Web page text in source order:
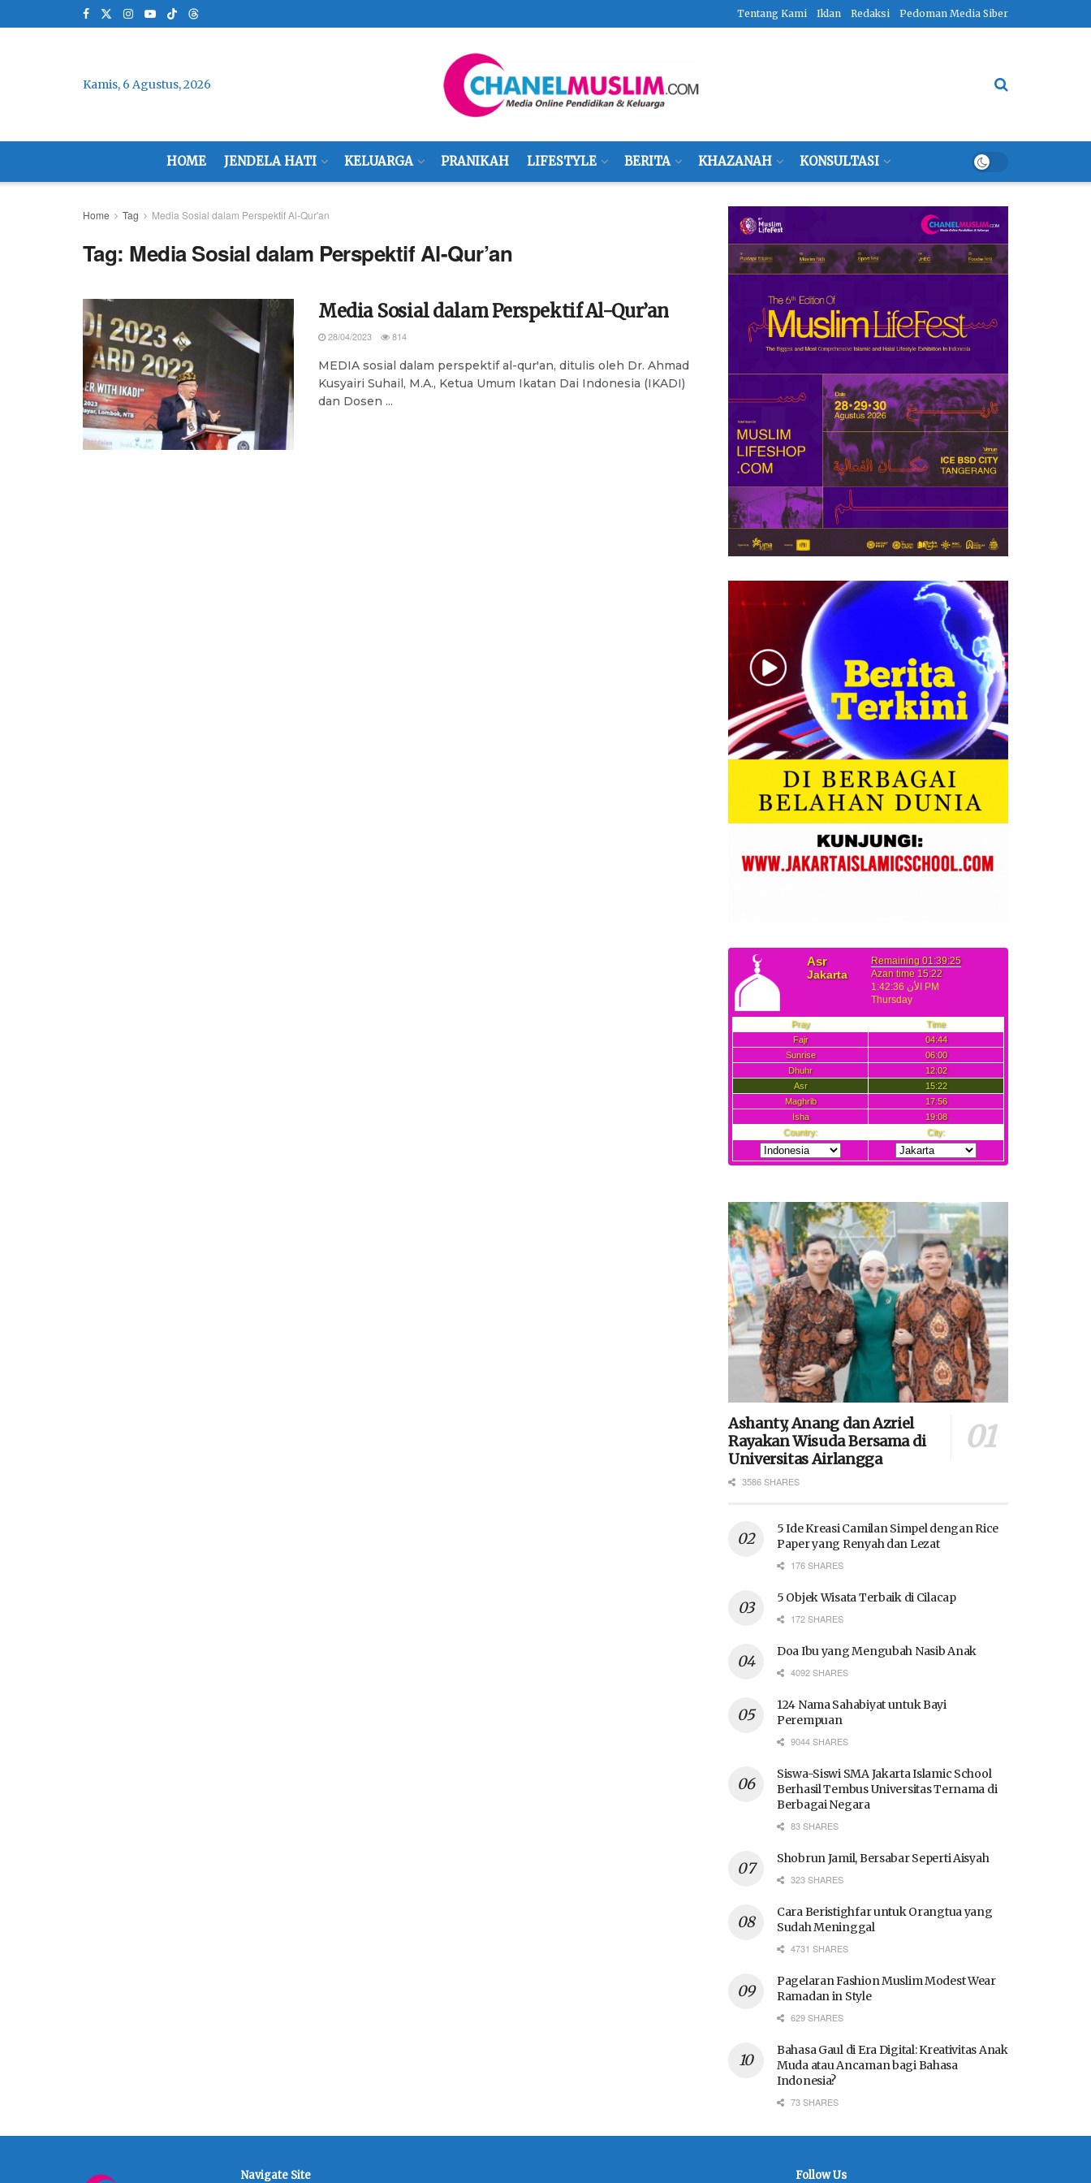
Tentang Kami Iklan Redaksi Pedoman Media Siber
Kamis, 6 Agustus, 2026
HOME JENDELA HATI KELUARGA PRANIKAH LIFESTYLE BERITA KHAZANAH KONSULTASI
Home Tag Media Sosial dalam Perspektif Al-Qur'an
Tag: Media Sosial dalam Perspektif Al-Qur’an
Media Sosial dalam Perspektif Al-Qur’an
28/04/2023 814
MEDIA sosial dalam perspektif al-qur'an, ditulis oleh Dr. Ahmad
Kusyairi Suhail, M.A., Ketua Umum Ikatan Dai Indonesia (IKADI)
dan Dosen ...
Ashanty, Anang dan Azriel
Rayakan Wisuda Bersama di
Universitas Airlangga
3586 SHARES
5 Ide Kreasi Camilan Simpel dengan Rice
Paper yang Renyah dan Lezat
176 SHARES
5 Objek Wisata Terbaik di Cilacap
172 SHARES
Doa Ibu yang Mengubah Nasib Anak
4092 SHARES
124 Nama Sahabiyat untuk Bayi
Perempuan
9044 SHARES
Siswa-Siswi SMA Jakarta Islamic School
Berhasil Tembus Universitas Ternama di
Berbagai Negara
83 SHARES
Shobrun Jamil, Bersabar Seperti Aisyah
323 SHARES
Cara Beristighfar untuk Orangtua yang
Sudah Meninggal
4731 SHARES
Pagelaran Fashion Muslim Modest Wear
Ramadan in Style
629 SHARES
Bahasa Gaul di Era Digital: Kreativitas Anak
Muda atau Ancaman bagi Bahasa
Indonesia?
73 SHARES
Navigate Site Follow Us